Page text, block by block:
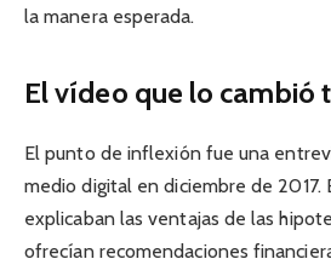
la manera esperada.
El vídeo que lo cambió
El punto de inflexión fue una
medio digital en diciembre de 2017.
explicaban las ventajas de las
ofrecían recomendaciones